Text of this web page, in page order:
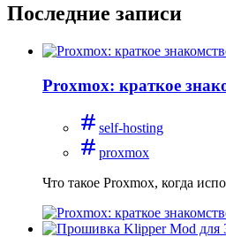
Последние записи
Proxmox: краткое
self-hosting
proxmox
Что такое Proxmox, когда